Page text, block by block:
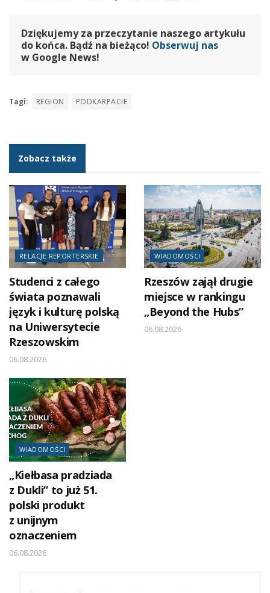
Dziękujemy za przeczytanie naszego artykułu
do końca. Bądź na bieżąco! Obserwuj nas
w Google News!
Tagi: REGION PODKARPACIE
Zobacz także
RELACJE REPORTERSKIE
Studenci z całego
świata poznawali
język i kulturę polską
na Uniwersytecie
Rzeszowskim
06.08.2026
WIADOMOŚCI
Rzeszów zajął drugie
miejsce w rankingu
„Beyond the Hubs”
06.08.2026
WIADOMOŚCI
„Kiełbasa pradziada
z Dukli” to już 51.
polski produkt
z unijnym
oznaczeniem
06.08.2026